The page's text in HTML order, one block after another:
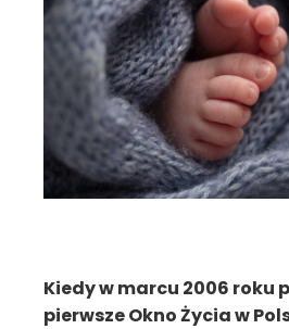
Kiedy w marcu 2006 roku
pierwsze Okno Życia w